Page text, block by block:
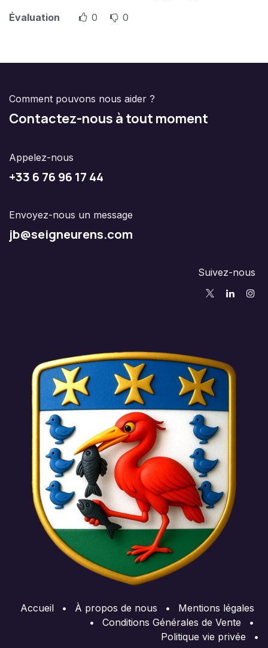
Évaluation
0 0
Comment pouvons nous aider ?
Contactez-nous à tout moment
Appelez-nous
+33 6 76 96 17 44
Envoyez-nous un message
jb@seigneurens.com
Suivez-nous
Accueil • À propos de nous •
Mentions légales
•
Conditions Générales de Vente
•
Politique vie privée
•